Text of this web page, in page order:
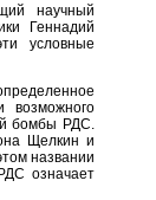
научный
Геннадий
условные
бомбы РДС.
Щелкин и
названии
означает